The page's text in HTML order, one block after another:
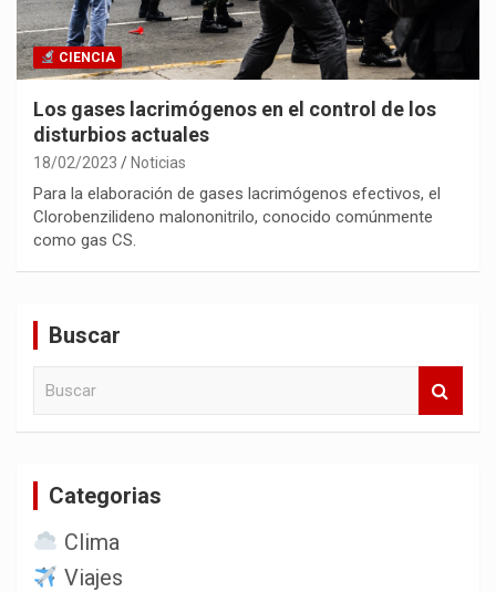
CIENCIA
Los gases lacrimógenos en el control de los
disturbios actuales
18/02/2023 Noticias
Para la elaboración de gases lacrimógenos efectivos, el
Clorobenzilideno malononitrilo, conocido comúnmente
como gas CS.
Buscar
Categorias
Clima
Viajes